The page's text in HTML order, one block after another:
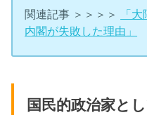
関連記事 ＞＞＞＞
「
内閣が失敗した理由」
国民的政治家と